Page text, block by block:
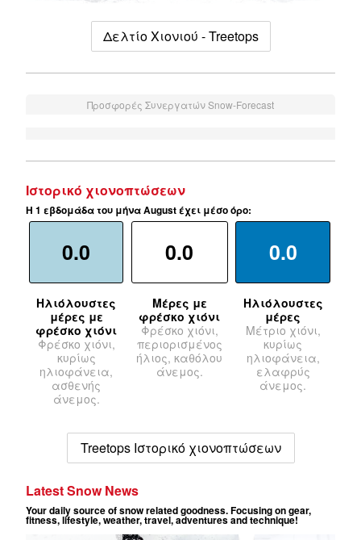
Δελτίο Χιονιού - Treetops
Προσφορές Συνεργατών Snow-Forecast
Ιστορικό χιονοπτώσεων
Η 1 εβδομάδα του μήνα August έχει μέσο όρο:
0.0
Ηλιόλουστες
μέρες με
φρέσκο χιόνι
Φρέσκο χιόνι,
κυρίως
ηλιοφάνεια,
ασθενής
άνεμος.
0.0
Μέρες με
φρέσκο χιόνι
Φρέσκο χιόνι,
περιορισμένος
ήλιος, καθόλου
άνεμος.
0.0
Ηλιόλουστες
μέρες
Μέτριο χιόνι,
κυρίως
ηλιοφάνεια,
ελαφρύς
άνεμος.
Treetops Ιστορικό χιονοπτώσεων